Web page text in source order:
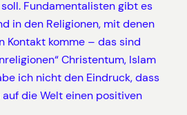
Fundamentalisten gibt es
in den Religionen, mit denen
Kontakt komme – das sind
Christentum, Islam
ich nicht den Eindruck, dass
die Welt einen positiven